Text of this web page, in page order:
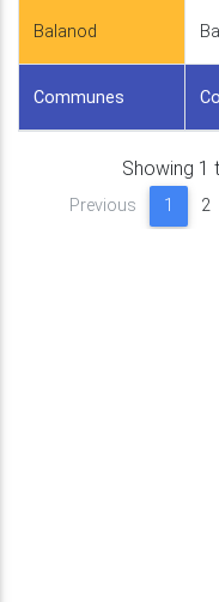
Balanod
Communes
Showing 1
Previous 1 2